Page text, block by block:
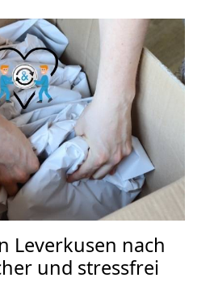
Leverkusen nach
und stressfrei